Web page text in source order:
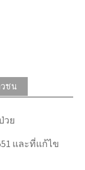
ชน
วย
และที่แก้ไข